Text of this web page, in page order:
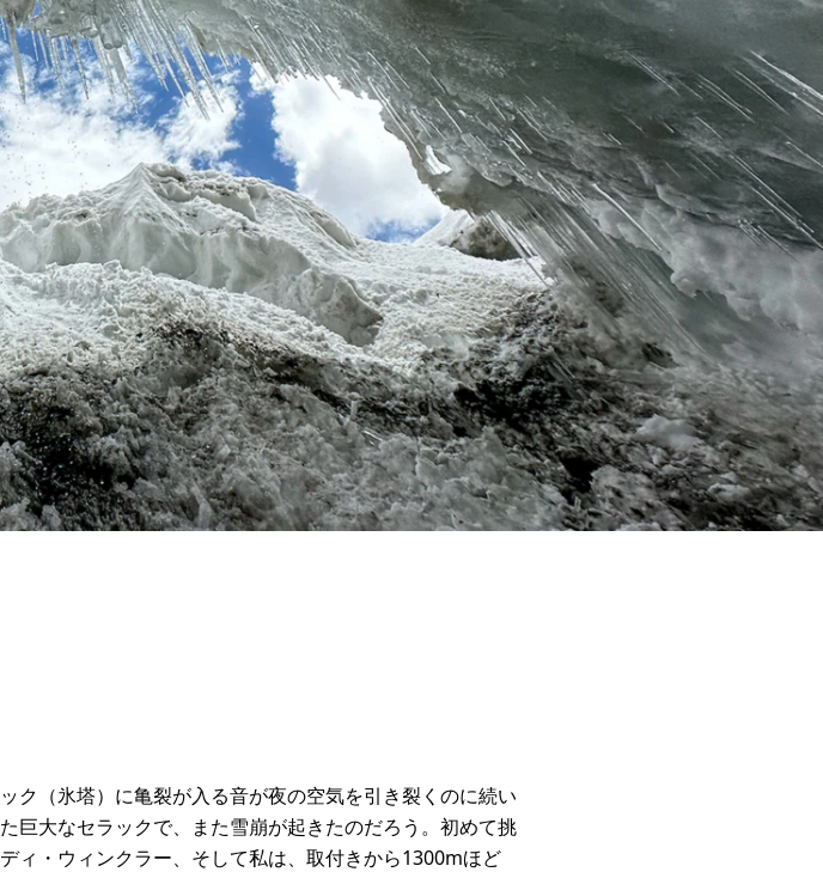
ク（氷塔）に亀裂が入る音が夜の空気を引き裂くのに続い
巨大なセラックで、また雪崩が起きたのだろう。初めて挑
ィ・ウィンクラー、そして私は、取付きから1300mほど